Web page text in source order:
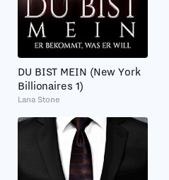
DU BIST MEIN (New York
Billionaires 1)
Lana Stone